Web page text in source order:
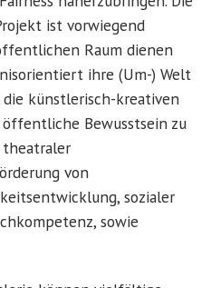
ist vorwiegend
Raum dienen
ihre (Um-) Welt
künstlerisch-kreativen
Bewusstsein zu
theatraler
von
sozialer
sowie